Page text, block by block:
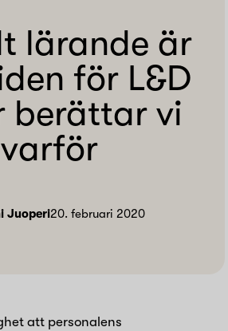
lärande är
för L&D
berättar vi
varför
Juoperi20. februari 2020
att personalens